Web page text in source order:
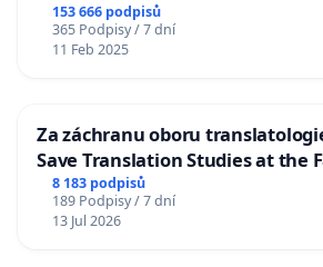
153 666 podpisů
365 Podpisy / 7 dní
11 Feb 2025
Za záchranu oboru
Save Translation Studies at the
Charles University
8 183 podpisů
189 Podpisy / 7 dní
13 Jul 2026